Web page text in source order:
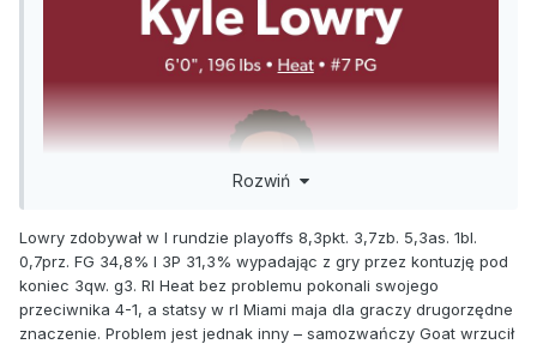
Rozwiń
Lowry zdobywał w I rundzie playoffs 8,3pkt. 3,7zb. 5,3as. 1bl.
0,7prz. FG 34,8% I 3P 31,3% wypadając z gry przez kontuzję pod
koniec 3qw. g3. Rl Heat bez problemu pokonali swojego
przeciwnika 4-1, a statsy w rl Miami maja dla graczy drugorzędne
znaczenie. Problem jest jednak inny – samozwańczy Goat wrzucił